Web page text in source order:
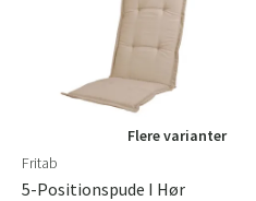
Flere varianter
Fritab
5-Positionspude I Hør